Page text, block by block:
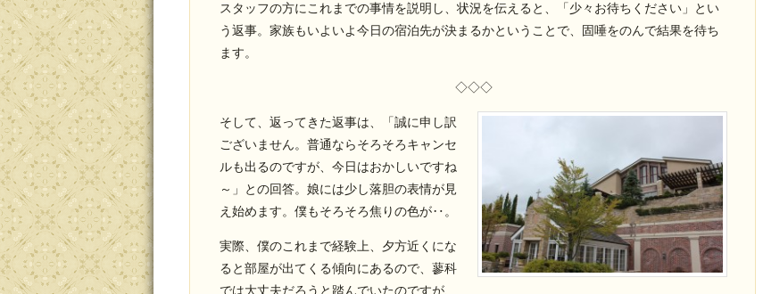
スタッフの方にこれまでの事情を説明し、状況を伝えると、「少々お待ちください」とい
う返事。家族もいよいよ今日の宿泊先が決まるかということで、固唾をのんで結果を待ち
ます。
◇◇◇
そして、返ってきた返事は、「誠に申し訳
ございません。普通ならそろそろキャンセ
ルも出るのですが、今日はおかしいですね
～」との回答。娘には少し落胆の表情が見
え始めます。僕もそろそろ焦りの色が‥。
実際、僕のこれまで経験上、夕方近くにな
ると部屋が出てくる傾向にあるので、蓼科
では大丈夫だろうと踏んでいたのですが、